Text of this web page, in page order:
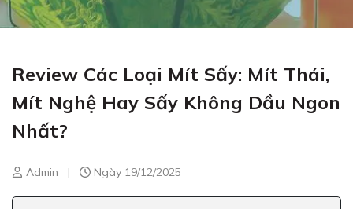
Review Các Loại Mít Sấy: Mít Thái,
Mít Nghệ Hay Sấy Không Dầu Ngon
Nhất?
Admin | Ngày 19/12/2025